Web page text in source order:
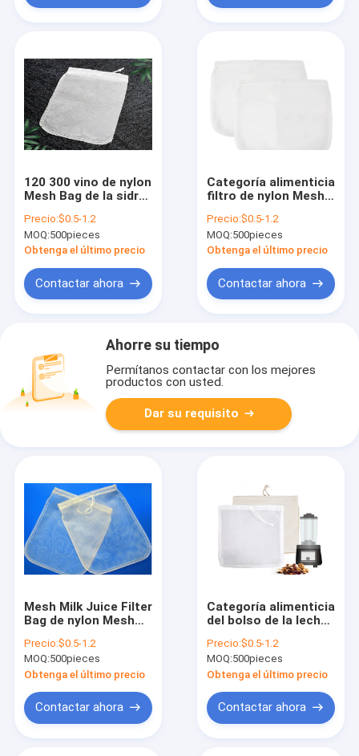
120 300 vino de nylon
Mesh Bag de la sidra
de la cerveza del
limador de 500
micrones
Precio:$0.5-1.2
MOQ:500pieces
Obtenga el último precio
Contactar ahora
Categoría alimenticia
filtro de nylon Mesh
Bag Nut Milk de 30
micrones
Precio:$0.5-1.2
MOQ:500pieces
Obtenga el último precio
Contactar ahora
Ahorre su tiempo
Permítanos contactar con los mejores
productos con usted.
Dar su requisito
Mesh Milk Juice Filter
Bag de nylon Mesh
con el lazo
Precio:$0.5-1.2
MOQ:500pieces
Obtenga el último precio
Contactar ahora
Categoría alimenticia
del bolso de la leche
Micron Water Filter
Bag de nylon para la
filtración
Precio:$0.5-1.2
MOQ:500pieces
Obtenga el último precio
Contactar ahora